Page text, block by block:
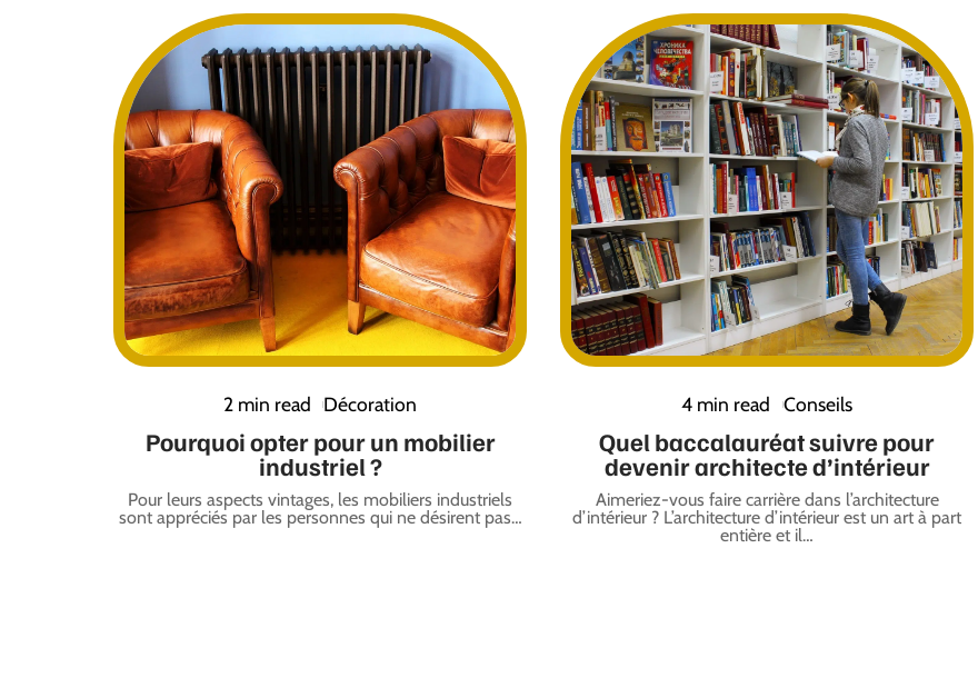
2 min read Décoration
Pourquoi opter pour un mobilier
industriel ?
Pour leurs aspects vintages, les mobiliers industriels
sont appréciés par les personnes qui ne désirent pas…
4 min read Conseils
Quel baccalauréat suivre pour
devenir architecte d’intérieur
Aimeriez-vous faire carrière dans l’architecture
d’intérieur ? L’architecture d’intérieur est un art à part
entière et il…